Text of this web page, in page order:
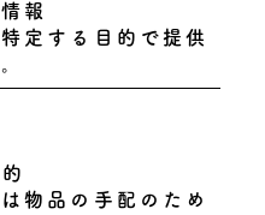
報
定する目的で提供
物品の手配のため